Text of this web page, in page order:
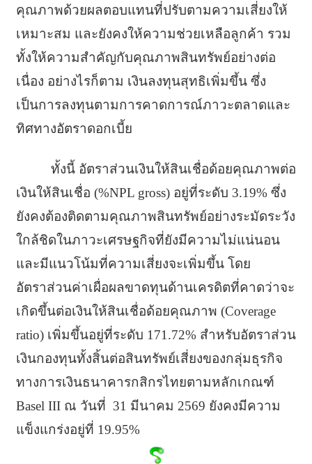
คุณภาพด้วยผลตอบแทนที่ปรับตามความเสี่ยงให้
เหมาะสม และยังคงให้ความช่วยเหลือลูกค้า รวม
ทั้งให้ความสำคัญกับคุณภาพสินทรัพย์อย่างต่อ
เนื่อง อย่างไรก็ตาม เงินลงทุนสุทธิเพิ่มขึ้น ซึ่ง
เป็นการลงทุนตามการคาดการณ์ภาวะตลาดและ
ทิศทางอัตราดอกเบี้ย
ทั้งนี้ อัตราส่วนเงินให้สินเชื่อด้อยคุณภาพต่อ
เงินให้สินเชื่อ (%NPL gross) อยู่ที่ระดับ 3.19% ซึ่ง
ยังคงต้องติดตามคุณภาพสินทรัพย์อย่างระมัดระวัง
ใกล้ชิดในภาวะเศรษฐกิจที่ยังมีความไม่แน่นอน
และมีแนวโน้มที่ความเสี่ยงจะเพิ่มขึ้น โดย
อัตราส่วนค่าเผื่อผลขาดทุนด้านเครดิตที่คาดว่าจะ
เกิดขึ้นต่อเงินให้สินเชื่อด้อยคุณภาพ (Coverage
ratio) เพิ่มขึ้นอยู่ที่ระดับ 171.72% สำหรับอัตราส่วน
เงินกองทุนทั้งสิ้นต่อสินทรัพย์เสี่ยงของกลุ่มธุรกิจ
ทางการเงินธนาคารกสิกรไทยตามหลักเกณฑ์
Basel III ณ วันที่ 31 มีนาคม 2569 ยังคงมีความ
แข็งแกร่งอยู่ที่ 19.95%